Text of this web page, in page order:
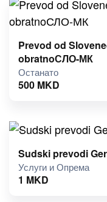
Prevod od
obratnoСЛО-МК
Останато
500 MKD
Sudski prevodi
Услуги и Опрема
1 MKD